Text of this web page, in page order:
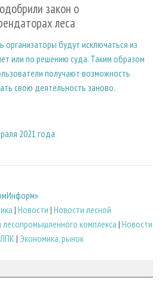
закон о
леса
организаторы будут исключаться из
или по решению суда. Таким образом
получают возможность
свою деятельность заново.
2021 года
| Новости | Новости лесной
лесопромышленного комплекса | Новости
| Экономика, рынок